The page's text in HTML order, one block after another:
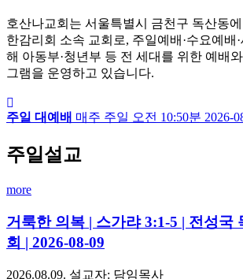
호산나교회는 서울특별시 금천구 독산동
한감리회 소속 교회로, 주일예배·수요예배
해 아동부·청년부 등 전 세대를 위한 예배
그램을 운영하고 있습니다.
주일 대예배 매주 주일 오전 10:50분 2026-
주일설교
more
거룩한 의복 | 스가랴 3:1-5 | 전성국
회 | 2026-08-09
2026.08.09. 설교자: 담임목사